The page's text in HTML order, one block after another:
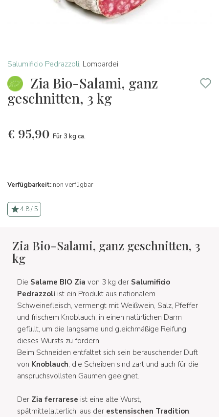
Salumificio Pedrazzoli, Lombardei
Zia Bio-Salami, ganz
geschnitten, 3 kg
€ 95,90 Für 3 kg ca.
Verfügbarkeit: non verfügbar
4.8 / 5
Zia Bio-Salami, ganz geschnitten, 3
kg
Die Salame BIO Zia von 3 kg der Salumificio
Pedrazzoli ist ein Produkt aus nationalem
Schweinefleisch, vermengt mit Weißwein, Salz, Pfeffer
und frischem Knoblauch, in einen natürlichen Darm
gefüllt, um die langsame und gleichmäßige Reifung
dieses Wursts zu fördern.
Beim Schneiden entfaltet sich sein berauschender Duft
von Knoblauch, die Scheiben sind zart und auch für die
anspruchsvollsten Gaumen geeignet.
Der Zia ferrarese ist eine alte Wurst,
spätmittelalterlich, aus der estensischen Tradition.